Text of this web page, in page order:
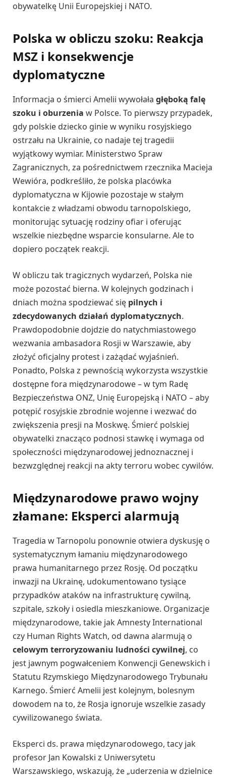
obywatelkę Unii Europejskiej i NATO.
Polska w obliczu szoku: Reakcja
MSZ i konsekwencje
dyplomatyczne
Informacja o śmierci Amelii wywołała głęboką falę
szoku i oburzenia w Polsce. To pierwszy przypadek,
gdy polskie dziecko ginie w wyniku rosyjskiego
ostrzału na Ukrainie, co nadaje tej tragedii
wyjątkowy wymiar. Ministerstwo Spraw
Zagranicznych, za pośrednictwem rzecznika Macieja
Wewióra, podkreśliło, że polska placówka
dyplomatyczna w Kijowie pozostaje w stałym
kontakcie z władzami obwodu tarnopolskiego,
monitorując sytuację rodziny ofiar i oferując
wszelkie niezbędne wsparcie konsularne. Ale to
dopiero początek reakcji.
W obliczu tak tragicznych wydarzeń, Polska nie
może pozostać bierna. W kolejnych godzinach i
dniach można spodziewać się pilnych i
zdecydowanych działań dyplomatycznych.
Prawdopodobnie dojdzie do natychmiastowego
wezwania ambasadora Rosji w Warszawie, aby
złożyć oficjalny protest i zażądać wyjaśnień.
Ponadto, Polska z pewnością wykorzysta wszystkie
dostępne fora międzynarodowe – w tym Radę
Bezpieczeństwa ONZ, Unię Europejską i NATO – aby
potępić rosyjskie zbrodnie wojenne i wezwać do
zwiększenia presji na Moskwę. Śmierć polskiej
obywatelki znacząco podnosi stawkę i wymaga od
społeczności międzynarodowej jednoznacznej i
bezwzględnej reakcji na akty terroru wobec cywilów.
Międzynarodowe prawo wojny
złamane: Eksperci alarmują
Tragedia w Tarnopolu ponownie otwiera dyskusję o
systematycznym łamaniu międzynarodowego
prawa humanitarnego przez Rosję. Od początku
inwazji na Ukrainę, udokumentowano tysiące
przypadków ataków na infrastrukturę cywilną,
szpitale, szkoły i osiedla mieszkaniowe. Organizacje
międzynarodowe, takie jak Amnesty International
czy Human Rights Watch, od dawna alarmują o
celowym terroryzowaniu ludności cywilnej, co
jest jawnym pogwałceniem Konwencji Genewskich i
Statutu Rzymskiego Międzynarodowego Trybunału
Karnego. Śmierć Amelii jest kolejnym, bolesnym
dowodem na to, że Rosja ignoruje wszelkie zasady
cywilizowanego świata.
Eksperci ds. prawa międzynarodowego, tacy jak
profesor Jan Kowalski z Uniwersytetu
Warszawskiego, wskazują, że „uderzenia w dzielnice